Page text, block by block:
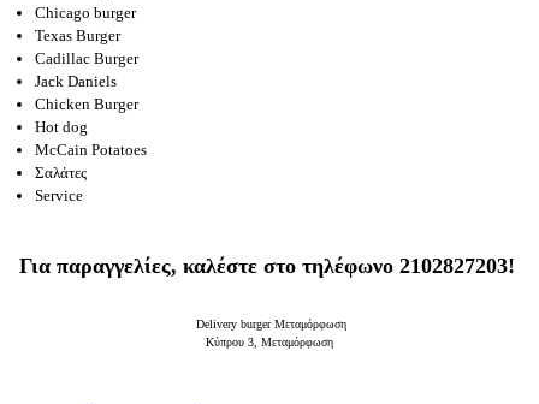
Chicago burger
Texas Burger
Cadillac Burger
Jack Daniels
Chicken Burger
Hot dog
McCain Potatoes
Σαλάτες
Service
Για παραγγελίες, καλέστε στο τηλέφωνο 2102827203!
Delivery burger Μεταμόρφωση
Κύπρου 3, Μεταμόρφωση